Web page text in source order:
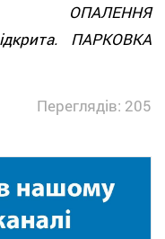
ОПАЛЕННЯ
ПАРКОВКА
Переглядів: 205